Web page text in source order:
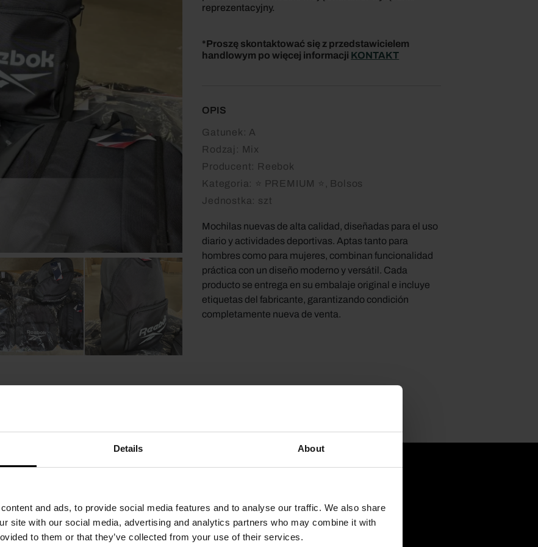
Details About
and ads, to provide social media features and to analyse our traffic. We also share
site with our social media, advertising and analytics partners who may combine it with
to them or that they’ve collected from your use of their services.
reprezentacyjny.
*Proszę skontaktować się z przedstawicielem
handlowym po więcej informacji KONTAKT
OPIS
Gatunek: A
Rodzaj: Mix
Producent: Reebok
Kategoria: ⭐ PREMIUM ⭐, Bolsos
Jednostka: szt
Mochilas nuevas de alta calidad, diseñadas para el uso
diario y actividades deportivas. Aptas tanto para
hombres como para mujeres, combinan funcionalidad
práctica con un diseño moderno y versátil. Cada
producto se entrega en su embalaje original e incluye
etiquetas del fabricante, garantizando condición
completamente nueva de venta.